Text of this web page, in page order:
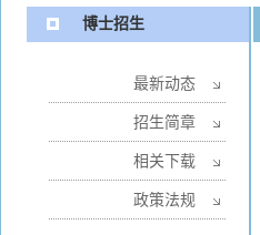
博士招生
最新动态
招生简章
相关下载
政策法规